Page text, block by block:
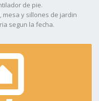
de pie.
mesa y sillones de jardin
segun la fecha.